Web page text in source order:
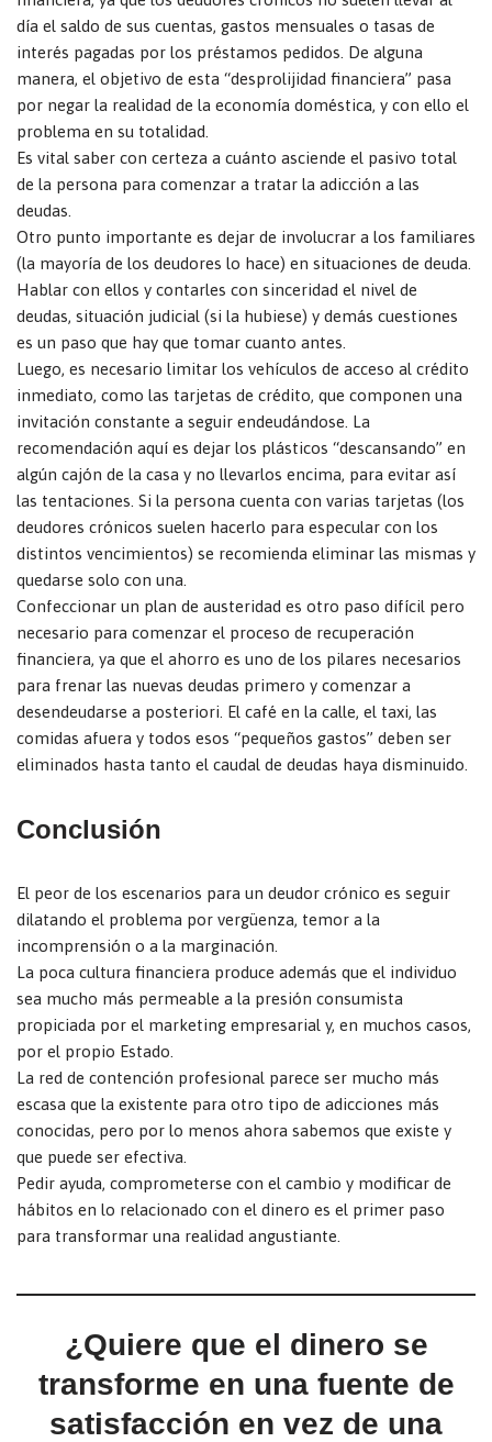
día el saldo de sus cuentas, gastos mensuales o tasas de
interés pagadas por los préstamos pedidos. De alguna
manera, el objetivo de esta “desprolijidad financiera” pasa
por negar la realidad de la economía doméstica, y con ello el
problema en su totalidad.
Es vital saber con certeza a cuánto asciende el pasivo total
de la persona para comenzar a tratar la adicción a las
deudas.
Otro punto importante es dejar de involucrar a los familiares
(la mayoría de los deudores lo hace) en situaciones de deuda.
Hablar con ellos y contarles con sinceridad el nivel de
deudas, situación judicial (si la hubiese) y demás cuestiones
es un paso que hay que tomar cuanto antes.
Luego, es necesario limitar los vehículos de acceso al crédito
inmediato, como las tarjetas de crédito, que componen una
invitación constante a seguir endeudándose. La
recomendación aquí es dejar los plásticos “descansando” en
algún cajón de la casa y no llevarlos encima, para evitar así
las tentaciones. Si la persona cuenta con varias tarjetas (los
deudores crónicos suelen hacerlo para especular con los
distintos vencimientos) se recomienda eliminar las mismas y
quedarse solo con una.
Confeccionar un plan de austeridad es otro paso difícil pero
necesario para comenzar el proceso de recuperación
financiera, ya que el ahorro es uno de los pilares necesarios
para frenar las nuevas deudas primero y comenzar a
desendeudarse a posteriori. El café en la calle, el taxi, las
comidas afuera y todos esos “pequeños gastos” deben ser
eliminados hasta tanto el caudal de deudas haya disminuido.
Conclusión
El peor de los escenarios para un deudor crónico es seguir
dilatando el problema por vergüenza, temor a la
incomprensión o a la marginación.
La poca cultura financiera produce además que el individuo
sea mucho más permeable a la presión consumista
propiciada por el marketing empresarial y, en muchos casos,
por el propio Estado.
La red de contención profesional parece ser mucho más
escasa que la existente para otro tipo de adicciones más
conocidas, pero por lo menos ahora sabemos que existe y
que puede ser efectiva.
Pedir ayuda, comprometerse con el cambio y modificar de
hábitos en lo relacionado con el dinero es el primer paso
para transformar una realidad angustiante.
¿Quiere que el dinero se
transforme en una fuente de
satisfacción en vez de una